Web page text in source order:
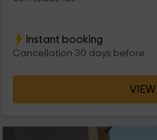
Instant booking
Cancellation 30 days before